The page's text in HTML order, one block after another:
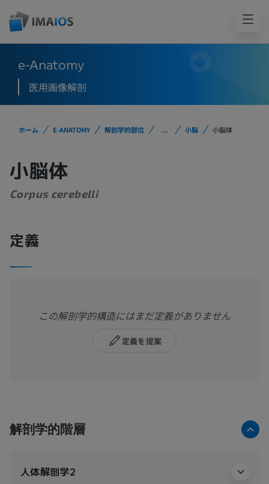
e-Anatomy
医用画像解剖
ホーム E-ANATOMY 解剖学的部位 ... 小脳 小脳体
小脳体
Corpus cerebelli
定義
この解剖学的構造にはまだ定義がありません
定義を提案
解剖学的階層
人体解剖学2